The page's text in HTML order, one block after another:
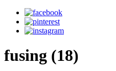
fusing (18)